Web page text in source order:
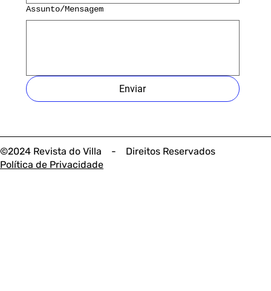
©2024 Revista do Villa - Direitos Reservados
Política de Privacidade
Assunto/Mensagem
Enviar